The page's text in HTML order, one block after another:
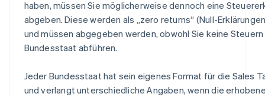
haben, müssen Sie möglicherweise dennoch eine
abgeben. Diese werden als „zero returns“ (Null-
und müssen abgegeben werden, obwohl Sie keine Steuern
Bundesstaat abführen.
Jeder Bundesstaat hat sein eigenes Format für die Sales
und verlangt unterschiedliche Angaben, wenn die